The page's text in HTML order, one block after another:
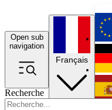
Open sub
navigation
Recherche
Français